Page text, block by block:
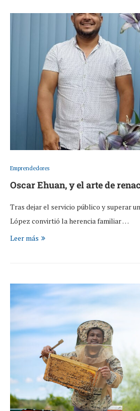
Emprendedores
Oscar Ehuan, y el arte de
Tras dejar el servicio público y superar
López convirtió la herencia familiar …
Leer más